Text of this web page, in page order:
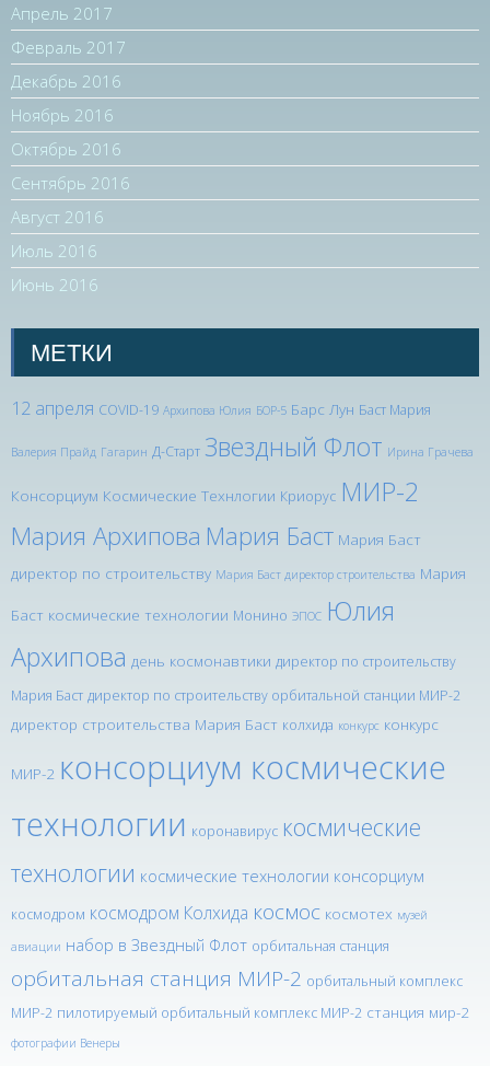
Апрель 2017
Февраль 2017
Декабрь 2016
Ноябрь 2016
Октябрь 2016
Сентябрь 2016
Август 2016
Июль 2016
Июнь 2016
МЕТКИ
12 апреля COVID-19 Архипова Юлия БОР-5 Барс Лун Баст Мария
Валерия Прайд Гагарин Д-Старт Звездный Флот Ирина Грачева
Консорциум Космические Технлогии Криорус МИР-2
Мария Архипова Мария Баст Мария Баст
директор по строительству Мария Баст директор строительства Мария
Баст космические технологии Монино ЭПОС Юлия
Архипова день космонавтики директор по строительству
Мария Баст директор по строительству орбитальной станции МИР-2
директор строительства Мария Баст колхида конкурс конкурс
МИР-2 консорциум космические
технологии коронавирус космические
технологии космические технологии консорциум
космодром космодром Колхида космос космотех музей
авиации набор в Звездный Флот орбитальная станция
орбитальная станция МИР-2 орбитальный комплекс
МИР-2 пилотируемый орбитальный комплекс МИР-2 станция мир-2
фотографии Венеры